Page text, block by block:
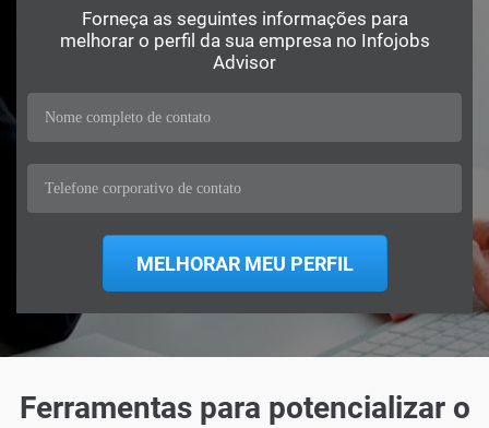
Forneça as seguintes informações para
melhorar o perfil da sua empresa no Infojobs
Advisor
Ferramentas para potencializar o